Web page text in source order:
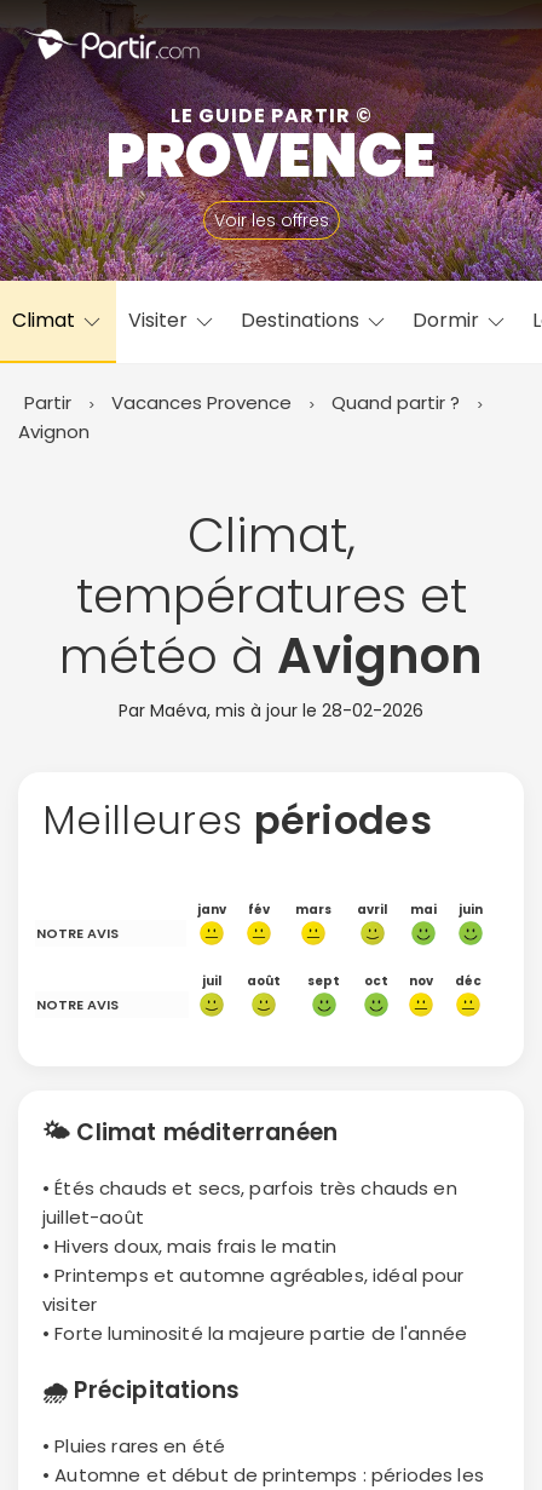
LE GUIDE PARTIR ©
PROVENCE
Voir les offres
Climat Visiter Destinations Dormir
Partir Vacances Provence
Quand partir ?
Avignon
Climat,
températures et
météo à Avignon
Par Maéva, mis à jour le 28-02-2026
Meilleures périodes
janv fév mars avril mai juin
NOTRE AVIS
juil août sept oct nov déc
NOTRE AVIS
🌤 Climat méditerranéen
• Étés chauds et secs, parfois très chauds en
juillet-août
• Hivers doux, mais frais le matin
• Printemps et automne agréables, idéal pour
visiter
• Forte luminosité la majeure partie de l'année
🌧 Précipitations
• Pluies rares en été
• Automne et début de printemps : périodes les
Fermer
📍 Destinations populaires
☀️ Où partir par mois
Janvier
Juillet
Août Septembre
Octobre
Novembre